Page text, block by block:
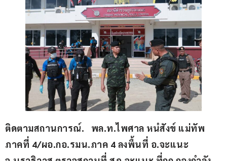
ติดตามสถานการณ์.   พล.ท.ไพศาล หนํสังข์ แม่ทัพ
ภาคที่ 4/ผอ.กอ.รมน.ภาค 4 ลงพื้นที่ อ.จะแนะ